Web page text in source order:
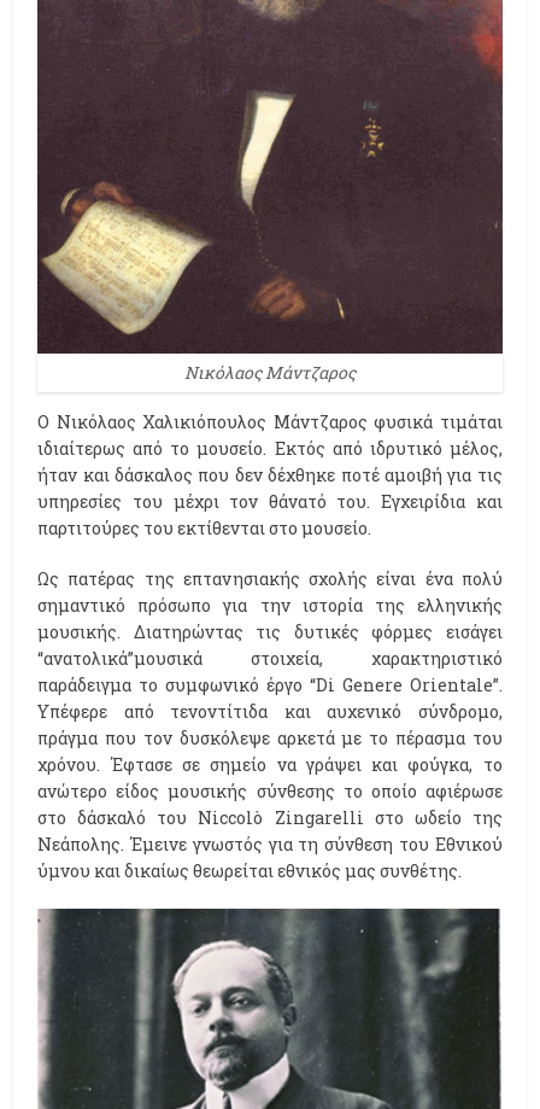
Νικόλαος Μάντζαρος
Ο Νικόλαος Χαλικιόπουλος Μάντζαρος φυσικά τιμάται
ιδιαίτερως από το μουσείο. Εκτός από ιδρυτικό μέλος,
ήταν και δάσκαλος που δεν δέχθηκε ποτέ αμοιβή για τις
υπηρεσίες του μέχρι τον θάνατό του. Εγχειρίδια και
παρτιτούρες του εκτίθενται στο μουσείο.
Ως πατέρας της επτανησιακής σχολής είναι ένα πολύ
σημαντικό πρόσωπο για την ιστορία της ελληνικής
μουσικής. Διατηρώντας τις δυτικές φόρμες εισάγει
“ανατολικά”μουσικά στοιχεία, χαρακτηριστικό
παράδειγμα το συμφωνικό έργο “Di Genere Orientale”.
Υπέφερε από τενοντίτιδα και αυχενικό σύνδρομο,
πράγμα που τον δυσκόλεψε αρκετά με το πέρασμα του
χρόνου. Έφτασε σε σημείο να γράψει και φούγκα, το
ανώτερο είδος μουσικής σύνθεσης το οποίο αφιέρωσε
στο δάσκαλό του Niccolò Zingarelli στο ωδείο της
Νεάπολης. Έμεινε γνωστός για τη σύνθεση του Εθνικού
ύμνου και δικαίως θεωρείται εθνικός μας συνθέτης.